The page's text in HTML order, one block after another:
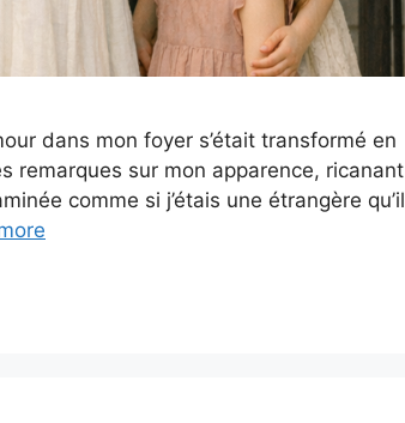
dans mon foyer s’était transformé en
remarques sur mon apparence, ricanant
comme si j’étais une étrangère qu’il